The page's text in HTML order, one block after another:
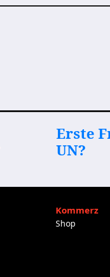
Erste
UN?
Kommerz
Shop